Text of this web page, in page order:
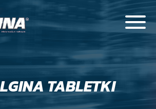
TABLETKI